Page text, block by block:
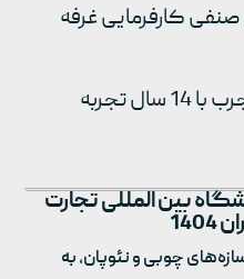
کارفرمایی غرفه
تیم متخصص و مجرب با 14 سال تجربه
بین المللی تجارت
سازه‌های چوبی و نئوپان، به